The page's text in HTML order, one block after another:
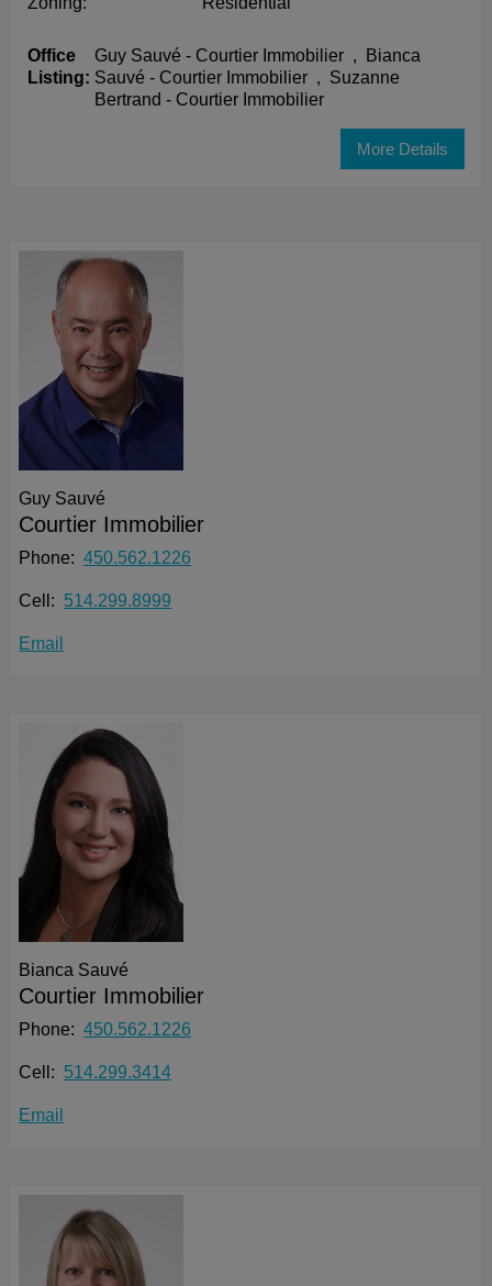
Office
Listing:
Guy Sauvé - Courtier Immobilier ,
Bianca
Sauvé - Courtier Immobilier , Suzanne
Bertrand - Courtier Immobilier
More Details
Guy Sauvé
Courtier Immobilier
Phone: 450.562.1226
Cell: 514.299.8999
Email
Bianca Sauvé
Courtier Immobilier
Phone: 450.562.1226
Cell: 514.299.3414
Email